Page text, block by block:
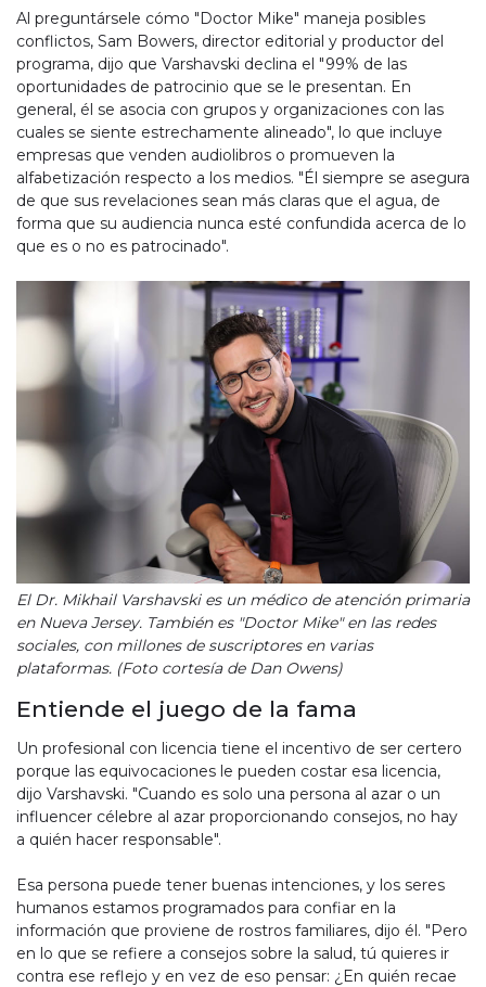
Al preguntársele cómo "Doctor Mike" maneja posibles
conflictos, Sam Bowers, director editorial y productor del
programa, dijo que Varshavski declina el "99% de las
oportunidades de patrocinio que se le presentan. En
general, él se asocia con grupos y organizaciones con las
cuales se siente estrechamente alineado", lo que incluye
empresas que venden audiolibros o promueven la
alfabetización respecto a los medios. "Él siempre se asegura
de que sus revelaciones sean más claras que el agua, de
forma que su audiencia nunca esté confundida acerca de lo
que es o no es patrocinado".
El Dr. Mikhail Varshavski es un médico de atención primaria
en Nueva Jersey. También es "Doctor Mike" en las redes
sociales, con millones de suscriptores en varias
plataformas. (Foto cortesía de Dan Owens)
Entiende el juego de la fama
Un profesional con licencia tiene el incentivo de ser certero
porque las equivocaciones le pueden costar esa licencia,
dijo Varshavski. "Cuando es solo una persona al azar o un
influencer célebre al azar proporcionando consejos, no hay
a quién hacer responsable".
Esa persona puede tener buenas intenciones, y los seres
humanos estamos programados para confiar en la
información que proviene de rostros familiares, dijo él. "Pero
en lo que se refiere a consejos sobre la salud, tú quieres ir
contra ese reflejo y en vez de eso pensar: ¿En quién recae